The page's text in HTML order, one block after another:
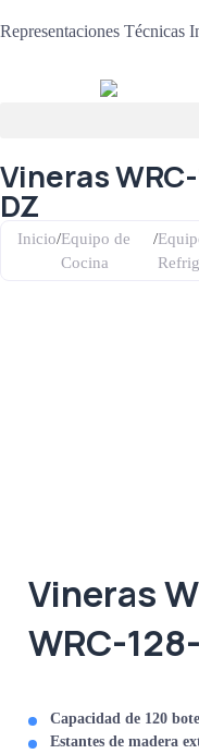
Representaciones Técnicas
Vineras
DZ
Inicio/Equipo de
Cocina
/
Vineras
WRC-
Capacidad de 120
Estantes de madera